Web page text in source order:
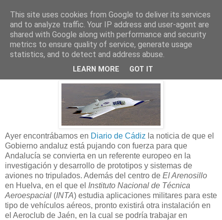
05 abril 2009
Interés en Andalucía por los sistemas
de aviones no tripulados
Ayer encontrábamos en Diario de Cádiz la noticia de que el
Gobierno andaluz está pujando con fuerza para que
Andalucía se convierta en un referente europeo en la
investigación y desarrollo de prototipos y sistemas de
aviones no tripulados. Además del centro de El Arenosillo
en Huelva, en el que el Instituto Nacional de Técnica
Aeroespacial (INTA) estudia aplicaciones militares para este
tipo de vehículos aéreos, pronto existirá otra instalación en
el Aeroclub de Jaén, en la cual se podría trabajar en
This site uses cookies from Google to deliver its services
and to analyze traffic. Your IP address and user-agent are
shared with Google along with performance and security
metrics to ensure quality of service, generate usage
statistics, and to detect and address abuse.
LEARN MORE GOT IT